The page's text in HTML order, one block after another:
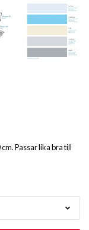
Passar lika bra till